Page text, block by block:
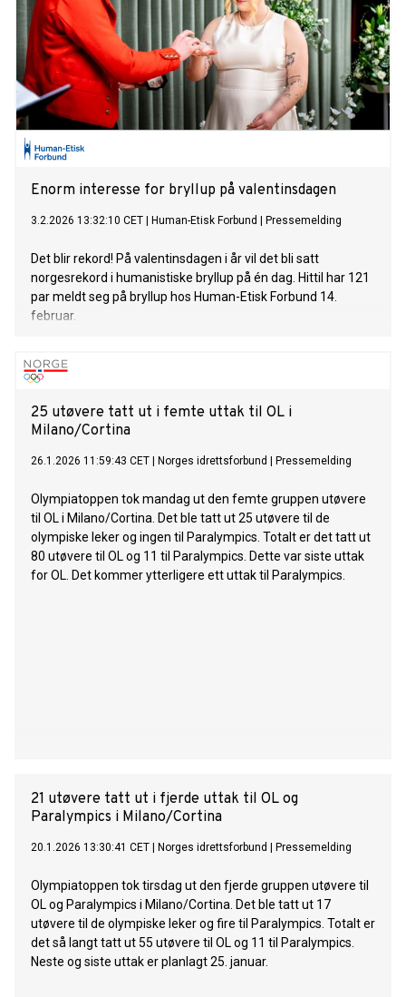
Enorm interesse for bryllup på valentinsdagen
3.2.2026 13:32:10 CET Human-Etisk Forbund Pressemelding
Det blir rekord! På valentinsdagen i år vil det bli satt
norgesrekord i humanistiske bryllup på én dag. Hittil har 121
par meldt seg på bryllup hos Human-Etisk Forbund 14.
februar.
25 utøvere tatt ut i femte uttak til OL i
Milano/Cortina
26.1.2026 11:59:43 CET Norges idrettsforbund Pressemelding
Olympiatoppen tok mandag ut den femte gruppen utøvere
til OL i Milano/Cortina. Det ble tatt ut 25 utøvere til de
olympiske leker og ingen til Paralympics. Totalt er det tatt ut
80 utøvere til OL og 11 til Paralympics. Dette var siste uttak
for OL. Det kommer ytterligere ett uttak til Paralympics.
21 utøvere tatt ut i fjerde uttak til OL og
Paralympics i Milano/Cortina
20.1.2026 13:30:41 CET Norges idrettsforbund Pressemelding
Olympiatoppen tok tirsdag ut den fjerde gruppen utøvere til
OL og Paralympics i Milano/Cortina. Det ble tatt ut 17
utøvere til de olympiske leker og fire til Paralympics. Totalt er
det så langt tatt ut 55 utøvere til OL og 11 til Paralympics.
Neste og siste uttak er planlagt 25. januar.